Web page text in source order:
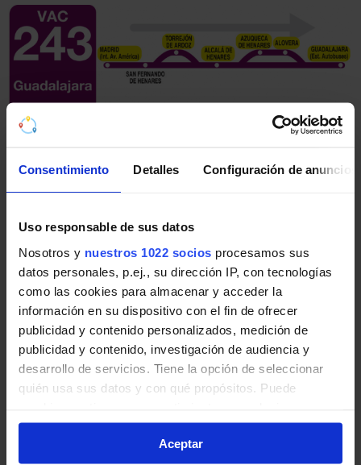
Consentimiento Detalles Configuración de anuncios
Uso responsable de sus datos
Nosotros y nuestros 1022 socios procesamos sus
datos personales, p.ej., su dirección IP, con tecnologías
como las cookies para almacenar y acceder la
información en su dispositivo con el fin de ofrecer
publicidad y contenido personalizados, medición de
publicidad y contenido, investigación de audiencia y
desarrollo de servicios. Tiene la opción de seleccionar
quién usa sus datos y con qué propósitos. Puede
momento desde la Declaración de cookies o clicando en
el Menú de consentimiento.Aceptar
Horario vuelta de Línea VAC-
243 Ruta 1
Tabla de horarios y frecuencias de paso en sentido
vuelta Línea VAC-243 Ruta 1: Ruta 1: Madrid -
Guadalajara (por Torrejón y Alovera) de Autobuses
interurbanos de la Comunidad de Madrid.